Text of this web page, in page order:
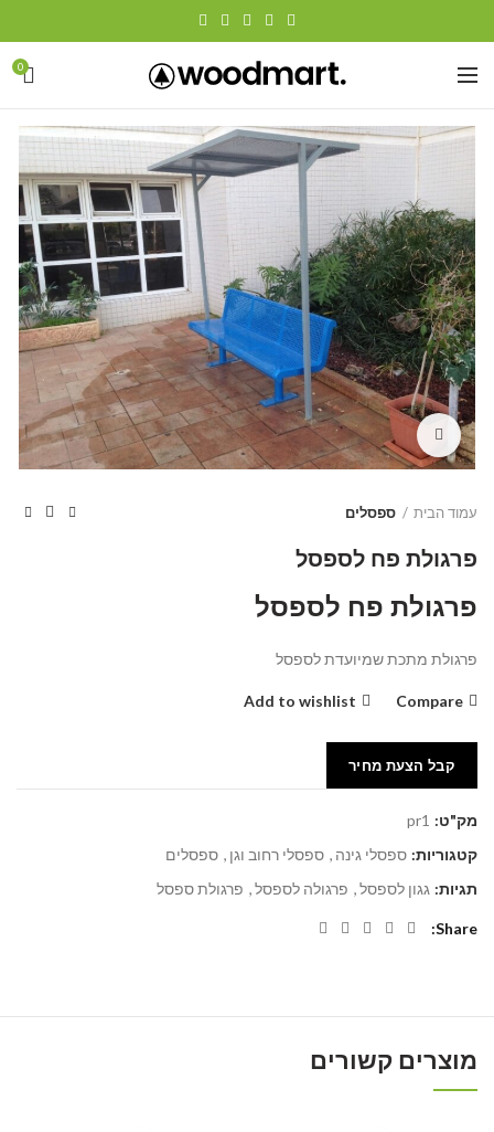
0
Click to enlarge
עמוד הבית ספסלים
פרגולת פח לספסל
פרגולת פח לספסל
פרגולת מתכת שמיועדת לספסל
Compare
Add to wishlist
קבל הצעת מחיר
מק"ט: pr1
קטגוריות: ספסלי גינה , ספסלי רחוב וגן , ספסלים
תגיות: גגון לספסל, פרגולה לספסל, פרגולת ספסל
Share
מוצרים קשורים